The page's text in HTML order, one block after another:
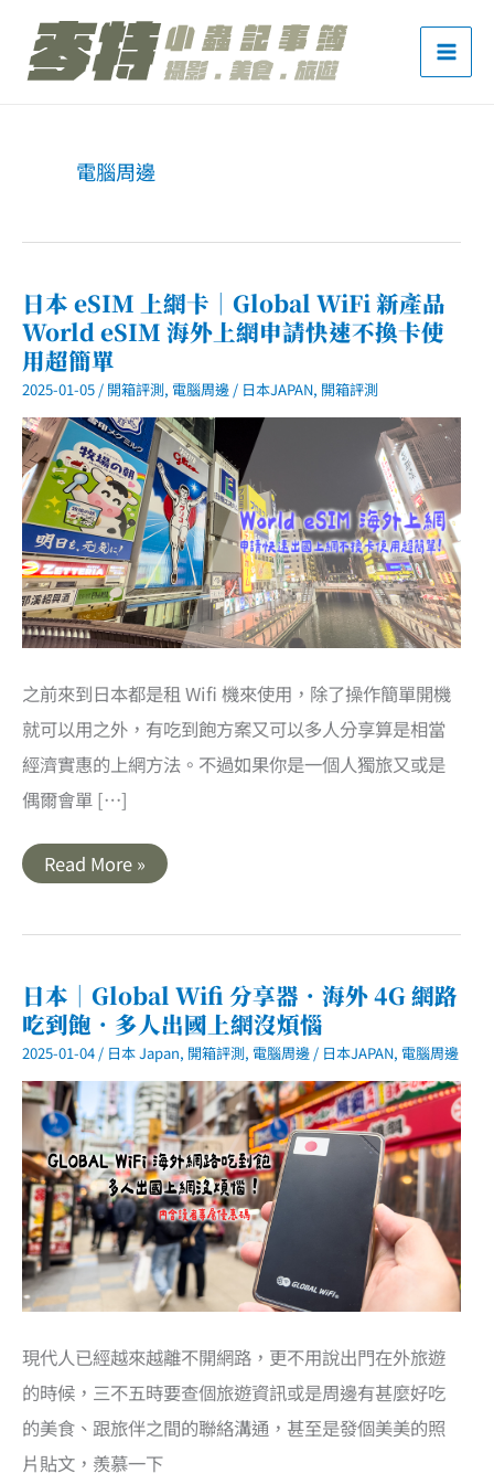
電腦周邊
日本 eSIM 上網卡｜Global WiFi 新產品
World eSIM 海外上網申請快速不換卡使
用超簡單
2025-01-05 / 開箱評測, 電腦周邊 / 日本JAPAN, 開箱評測
之前來到日本都是租 Wifi 機來使用，除了操作簡單開機
就可以用之外，有吃到飽方案又可以多人分享算是相當
經濟實惠的上網方法。不過如果你是一個人獨旅又或是
偶爾會單 […]
日
本
網
Global
WiFi
新
產
品
World
eSIM
海
外
上
網
申
請
快
速
不
換
卡
使
簡
單
Read More »
日本｜Global Wifi 分享器．海外 4G 網路
吃到飽．多人出國上網沒煩惱
2025-01-04 / 日本 Japan, 開箱評測, 電腦周邊 / 日本JAPAN, 電腦周邊
現代人已經越來越離不開網路，更不用說出門在外旅遊
的時候，三不五時要查個旅遊資訊或是周邊有甚麼好吃
的美食、跟旅伴之間的聯絡溝通，甚至是發個美美的照
片貼文，羨慕一下